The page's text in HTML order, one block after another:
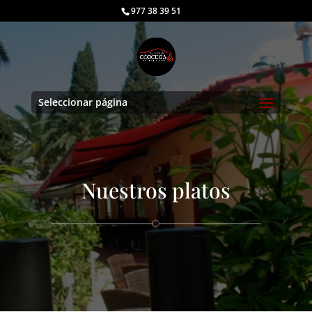
977 38 39 51
Seleccionar página
Nuestros platos